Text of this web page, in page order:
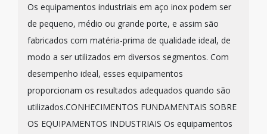
Os equipamentos industriais em aço inox podem ser
de pequeno, médio ou grande porte, e assim são
fabricados com matéria-prima de qualidade ideal, de
modo a ser utilizados em diversos segmentos. Com
desempenho ideal, esses equipamentos
proporcionam os resultados adequados quando são
utilizados.CONHECIMENTOS FUNDAMENTAIS SOBRE
OS EQUIPAMENTOS INDUSTRIAIS Os equipamentos